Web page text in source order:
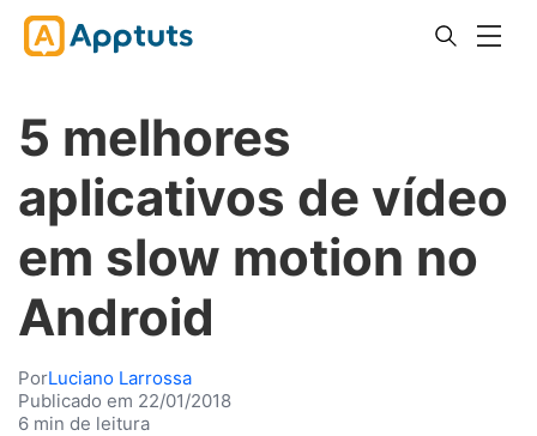
5 melhores
aplicativos de vídeo
em slow motion no
Android
PorLuciano Larrossa
Publicado em 22/01/2018
6 min de leitura